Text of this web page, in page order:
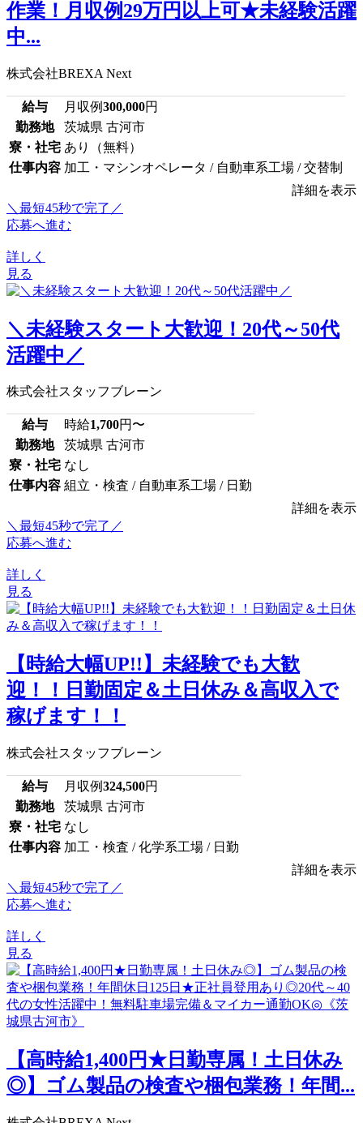
作業！月収例29万円以上可★未経験活躍
中...
株式会社BREXA Next
給与 月収例300,000円
勤務地
茨城県 古河市
寮・社宅 あり（無料）
仕事内容 加工・マシンオペレータ / 自動車系工場 / 交替制
詳細を表示
＼最短45秒で完了／
応募へ進む
詳しく
見る
＼未経験スタート大歓迎！20代～50代
活躍中／
株式会社スタッフブレーン
給与 時給1,700円〜
勤務地
茨城県 古河市
寮・社宅 なし
仕事内容 組立・検査 / 自動車系工場 / 日勤
詳細を表示
＼最短45秒で完了／
応募へ進む
詳しく
見る
【時給大幅UP!!】未経験でも大歓
迎！！日勤固定＆土日休み＆高収入で
稼げます！！
株式会社スタッフブレーン
給与 月収例324,500円
勤務地
茨城県 古河市
寮・社宅 なし
仕事内容 加工・検査 / 化学系工場 / 日勤
詳細を表示
＼最短45秒で完了／
応募へ進む
詳しく
見る
【高時給1,400円★日勤専属！土日休み
◎】ゴム製品の検査や梱包業務！年間...